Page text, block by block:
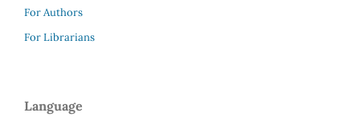
For Authors
For Librarians
Language